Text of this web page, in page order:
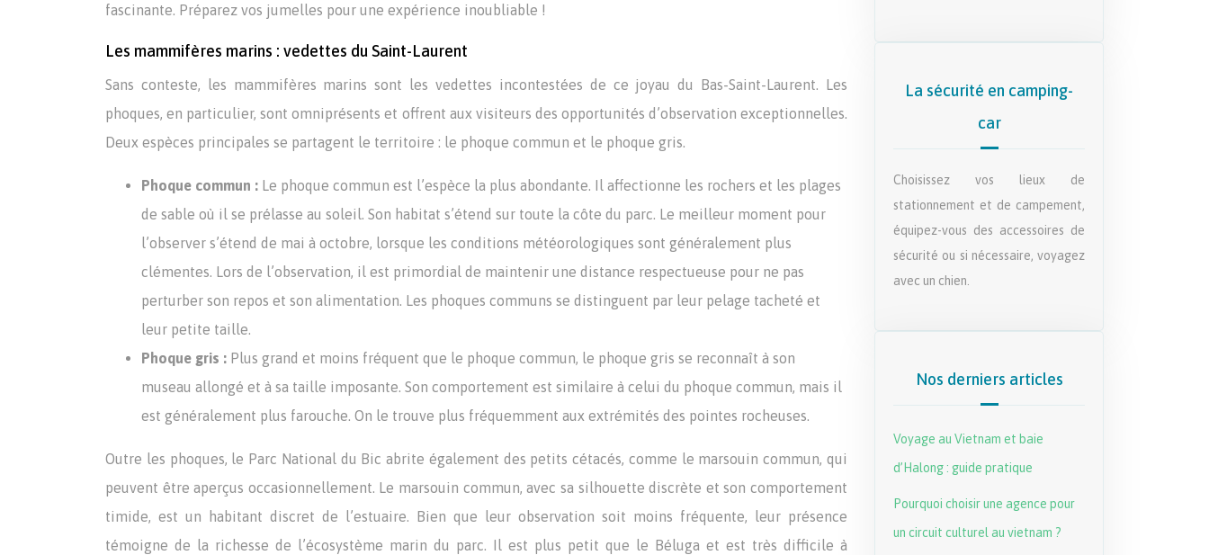
fascinante. Préparez vos jumelles pour une expérience inoubliable !
Les mammifères marins : vedettes du Saint-Laurent
Sans conteste, les mammifères marins sont les vedettes incontestées de ce joyau du Bas-Saint-Laurent. Les
phoques, en particulier, sont omniprésents et offrent aux visiteurs des opportunités d’observation exceptionnelles.
Deux espèces principales se partagent le territoire : le phoque commun et le phoque gris.
Phoque commun : Le phoque commun est l’espèce la plus abondante. Il affectionne les rochers et les plages
de sable où il se prélasse au soleil. Son habitat s’étend sur toute la côte du parc. Le meilleur moment pour
l’observer s’étend de mai à octobre, lorsque les conditions météorologiques sont généralement plus
clémentes. Lors de l’observation, il est primordial de maintenir une distance respectueuse pour ne pas
perturber son repos et son alimentation. Les phoques communs se distinguent par leur pelage tacheté et
leur petite taille.
Phoque gris : Plus grand et moins fréquent que le phoque commun, le phoque gris se reconnaît à son
museau allongé et à sa taille imposante. Son comportement est similaire à celui du phoque commun, mais il
est généralement plus farouche. On le trouve plus fréquemment aux extrémités des pointes rocheuses.
Outre les phoques, le Parc National du Bic abrite également des petits cétacés, comme le marsouin commun, qui
peuvent être aperçus occasionnellement. Le marsouin commun, avec sa silhouette discrète et son comportement
timide, est un habitant discret de l’estuaire. Bien que leur observation soit moins fréquente, leur présence
témoigne de la richesse de l’écosystème marin du parc. Il est plus petit que le Béluga et est très difficile à
La sécurité en camping-
car
Choisissez vos lieux de
stationnement et de campement,
équipez-vous des accessoires de
sécurité ou si nécessaire, voyagez
avec un chien.
Nos derniers articles
Voyage au Vietnam et baie
d’Halong : guide pratique
Pourquoi choisir une agence pour
un circuit culturel au vietnam ?